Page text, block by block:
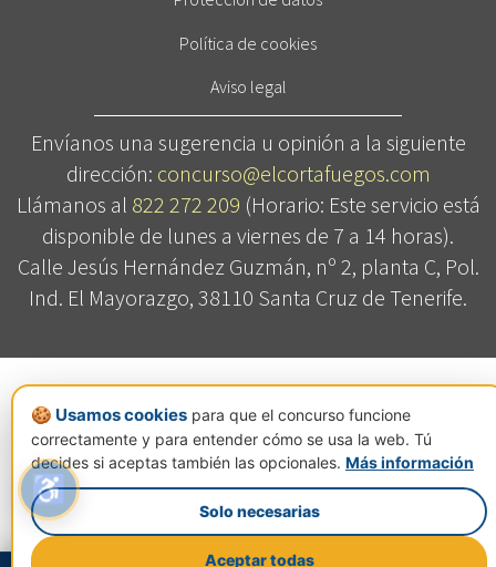
Política de cookies
Aviso legal
Envíanos una sugerencia u opinión a la siguiente
dirección: concurso@elcortafuegos.com
Llámanos al 822 272 209 (Horario: Este servicio está
disponible de lunes a viernes de 7 a 14 horas).
Calle Jesús Hernández Guzmán, nº 2, planta C, Pol.
Ind. El Mayorazgo, 38110 Santa Cruz de Tenerife.
♿
🍪 Usamos cookies para que el concurso funcione
correctamente y para entender cómo se usa la web. Tú
decides si aceptas también las opcionales. Más información
Solo necesarias
Aceptar todas